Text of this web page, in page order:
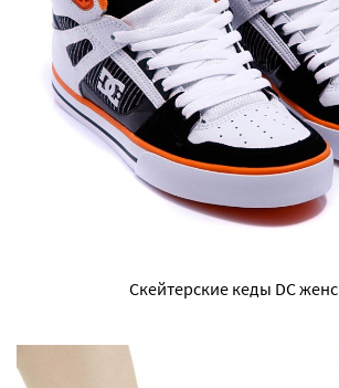
Скейтерские кеды DC